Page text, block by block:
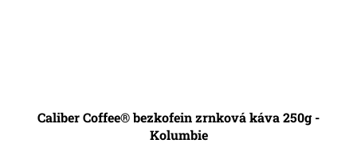
Caliber Coffee® bezkofein zrnková káva 250g -
Kolumbie